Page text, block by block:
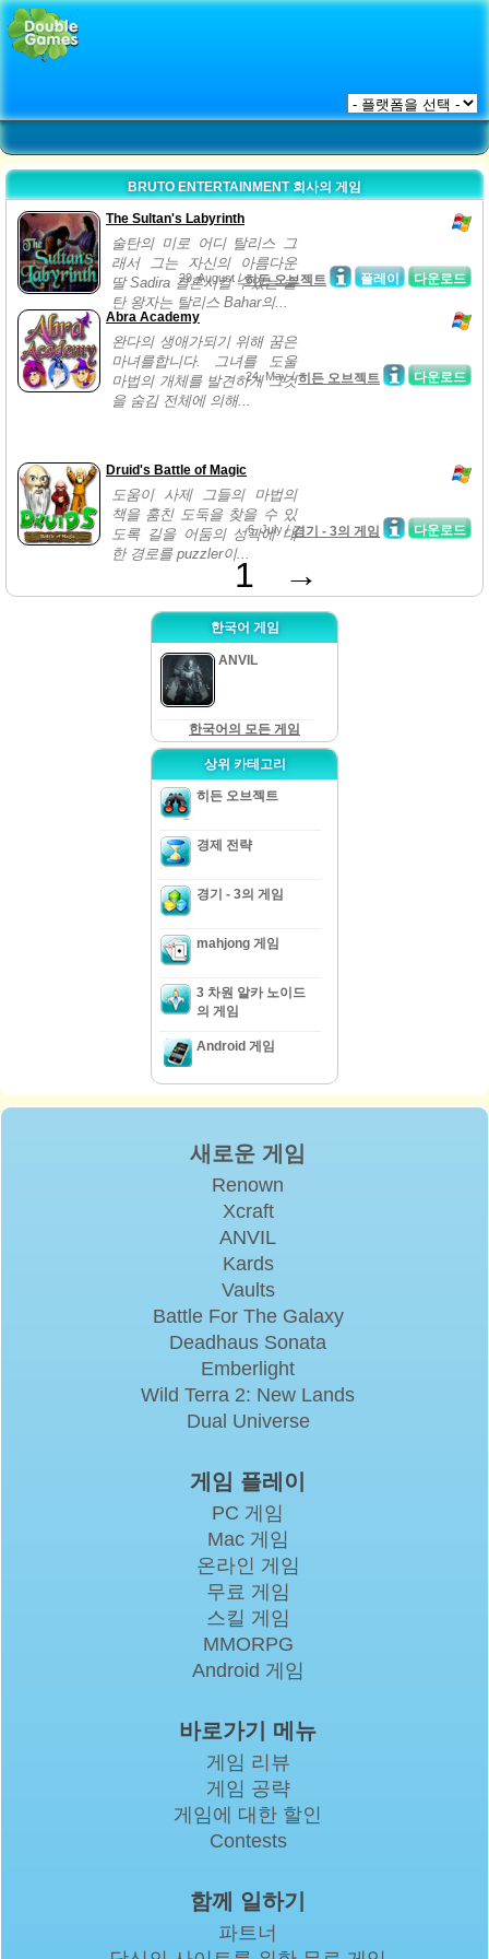
BRUTO ENTERTAINMENT 회사의 게임
The Sultan's Labyrinth
술탄의 미로 어디 탈리스 그
래서 그는 자신의 아름다운
딸 Sadira 결혼시킬 수있는 술
탄 왕자는 탈리스 Bahar의...
다운로드
플레이
29, August /히든 오브젝트
Abra Academy
완다의 생애가되기 위해 꿈은
마녀를합니다. 그녀를 도울
마법의 개체를 발견하게 그것
을 숨김 전체에 의해...
다운로드
24, May /히든 오브젝트
Druid's Battle of Magic
도움이 사제 그들의 마법의
책을 훔친 도둑을 찾을 수 있
도록 길을 어둠의 성곽에 대
한 경로를 puzzler이...
다운로드
6, July /경기 - 3의 게임
1 →
한국어 게임
ANVIL
한국어의 모든 게임
상위 카테고리
히든 오브젝트
경제 전략
경기 - 3의 게임
mahjong 게임
3 차원 알카 노이드
의 게임
Android 게임
새로운 게임
Renown
Xcraft
ANVIL
Kards
Vaults
Battle For The Galaxy
Deadhaus Sonata
Emberlight
Wild Terra 2: New Lands
Dual Universe
게임 플레이
PC 게임
Mac 게임
온라인 게임
무료 게임
스킬 게임
MMORPG
Android 게임
바로가기 메뉴
게임 리뷰
게임 공략
게임에 대한 할인
Contests
함께 일하기
파트너